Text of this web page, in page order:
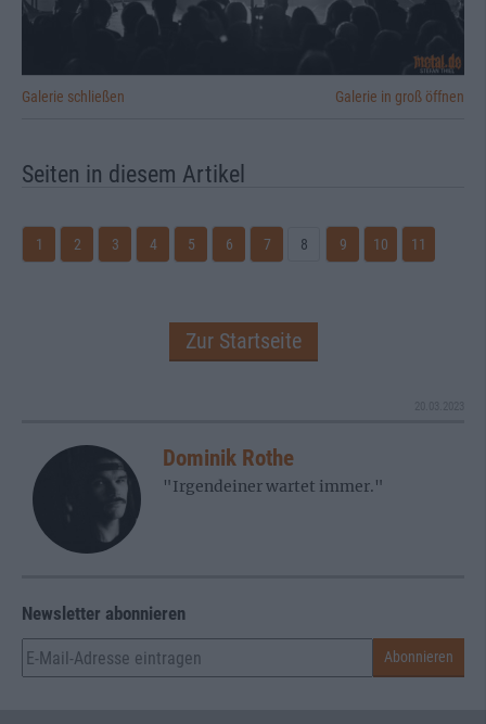
Galerie schließen Galerie in groß öffnen
Seiten in diesem Artikel
1 2 3 4 5 6 7 8 9 10 11
Zur Startseite
Dominik Rothe
"Irgendeiner wartet immer."
Newsletter abonnieren